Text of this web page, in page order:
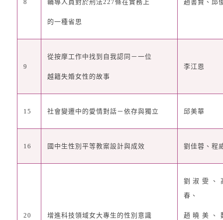
8 輔導人員對於刑法227條在實務上
的一種省思
趙書賢、邱
9
從按摩工作中找到自我認同 －一位
越籍失婚女性的故事
李江恩
15 社會變遷中的愛情對話－依存與獨立 邱美華
16 國中生性別平等教案設計與成效 劉佳蓉、程
20 增進科技領域女大專生的性別意識
劉淑雯、
春、
趙曉美、